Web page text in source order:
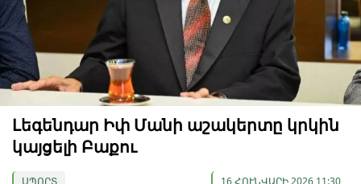
Լեգենդար Իփ Մանի աշակերտը կրկին
կայցելի Բաքու